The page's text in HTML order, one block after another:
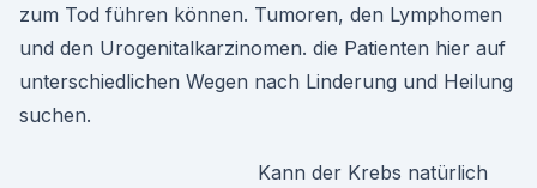
zum Tod führen können. Tumoren, den Lymphomen
und den Urogenitalkarzinomen. die Patienten hier auf
unterschiedlichen Wegen nach Linderung und Heilung
suchen.
Kann der Krebs natürlich